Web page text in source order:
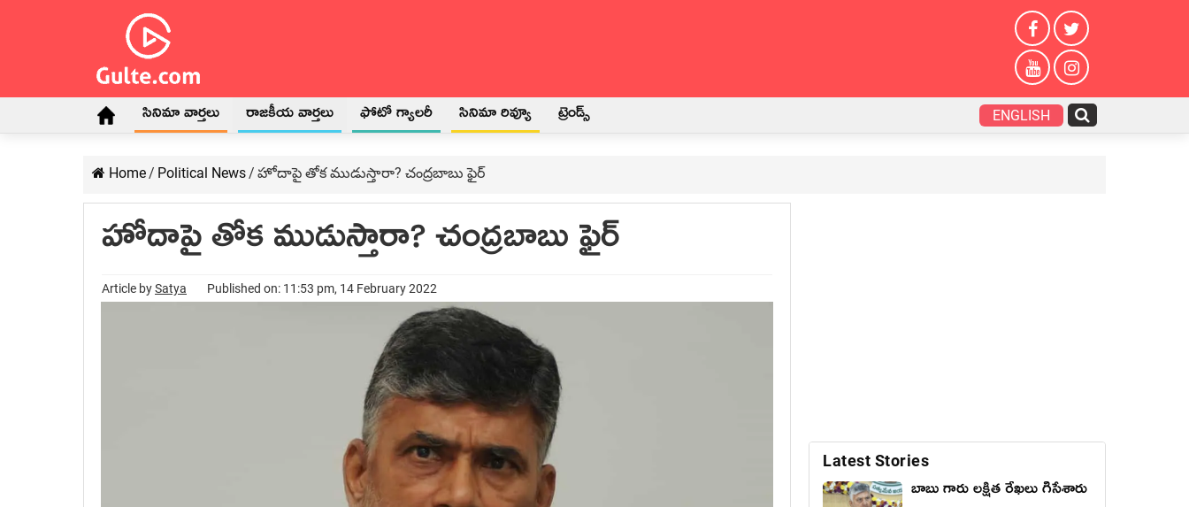
సినిమా వార్తలు రాజకీయ వార్తలు ఫోటో గ్యాలరీ సినిమా రివ్యూ ట్రెండ్స్ ENGLISH
Home/ Political News/ హోదాపై తోక ముడుస్తారా? చంద్ర‌బాబు ఫైర్‌
హోదాపై తోక ముడుస్తారా? చంద్ర‌బాబు ఫైర్‌
Article bySatya Published on: 11:53 pm, 14 February 2022
Latest Stories
బాబు గారు లక్షిత రేఖలు గీసేశారు